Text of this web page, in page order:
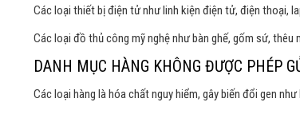
Các loại thiết bị điện tử như linh kiện điện tử, điện thoại,
Các loại đồ thủ công mỹ nghệ như bàn ghế, gốm sứ, thêu
DANH MỤC HÀNG KHÔNG ĐƯỢC PHÉP
Các loại hàng là hóa chất nguy hiểm, gây biến đổi gen